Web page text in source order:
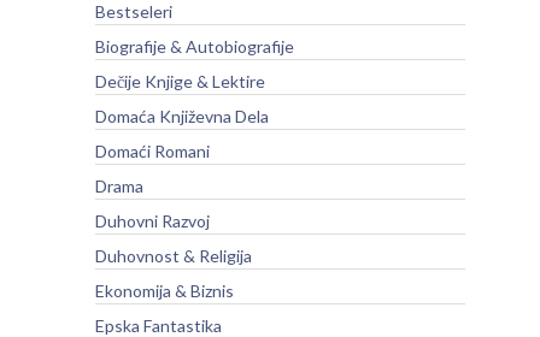
Bestseleri
Biografije & Autobiografije
Dečije Knjige & Lektire
Domaća Književna Dela
Domaći Romani
Drama
Duhovni Razvoj
Duhovnost & Religija
Ekonomija & Biznis
Epska Fantastika